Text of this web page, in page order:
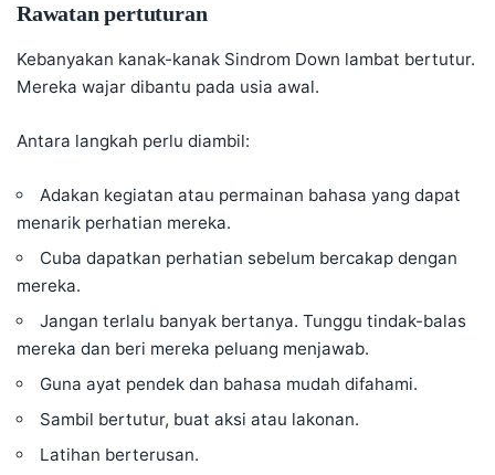
Rawatan pertuturan
Kebanyakan kanak-kanak Sindrom Down lambat bertutur.
Mereka wajar dibantu pada usia awal.
Antara langkah perlu diambil:
Adakan kegiatan atau permainan bahasa yang dapat
menarik perhatian mereka.
Cuba dapatkan perhatian sebelum bercakap dengan
mereka.
Jangan terlalu banyak bertanya. Tunggu tindak-balas
mereka dan beri mereka peluang menjawab.
Guna ayat pendek dan bahasa mudah difahami.
Sambil bertutur, buat aksi atau lakonan.
Latihan berterusan.